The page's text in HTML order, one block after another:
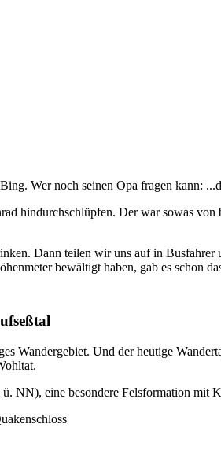
Wer noch seinen Opa fragen kann:
hindurchschlüpfen. Der war sowas
Dann teilen wir uns auf in
bewältigt haben, gab es schon
Wandergebiet. Und der heutige
NN), eine besondere Felsformation